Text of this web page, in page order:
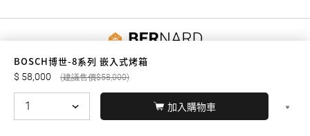
BOSCH博世-8系列 嵌入式烤箱
58,000 58,000
加入購物車
友誠購物
© BERNARD 2021 WEBDESIGN